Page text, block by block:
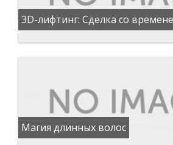
3D-лифтинг: Сделка со
Магия длинных волос